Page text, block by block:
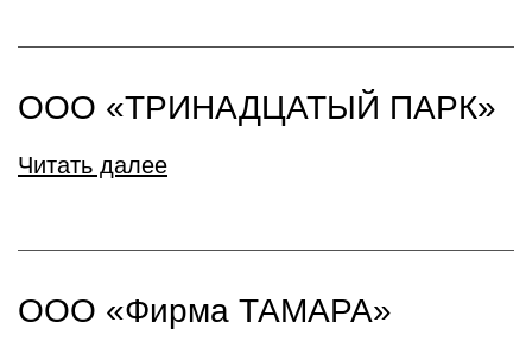
ООО «ТРИНАДЦАТЫЙ ПАРК»
Читать далее
ООО «Фирма ТАМАРА»